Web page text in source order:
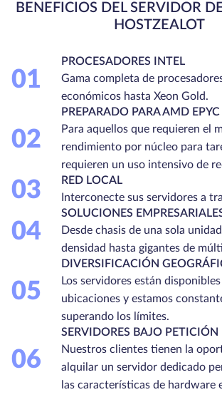
BENEFICIOS DEL SERVIDOR
HOSTZEALOT
01
PROCESADORES INTEL
Gama completa de
económicos hasta Xeon Gold.
02
PREPARADO PARA AMD EPYC
Para aquellos que requieren el
rendimiento por núcleo para
requieren un uso intensivo de
03
RED LOCAL
Interconecte sus servidores a
04
SOLUCIONES
Desde chasis de una sola
densidad hasta gigantes de
05
DIVERSIFICACIÓN
Los servidores están
ubicaciones y estamos
superando los límites.
06
SERVIDORES BAJO PETICIÓN
Nuestros clientes tienen la
alquilar un servidor dedicado
las características de hardware